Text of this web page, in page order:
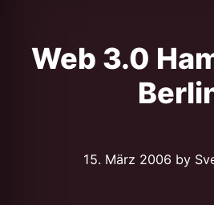
Web 3.0
15. März 2006 by